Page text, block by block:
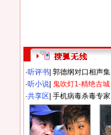
·听评书 郭德纲对口相声集
·听小说 鬼吹灯1-精绝古城
·共享区 手机病毒杀毒专家